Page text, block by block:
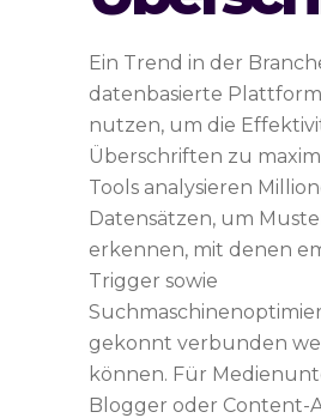
Ein Trend in der
datenbasierte
nutzen, um die
Überschriften zu
Tools analysieren
Datensätzen, um
erkennen, mit denen
Trigger sowie
gekonnt verbunden
können. Für
Blogger oder Content-